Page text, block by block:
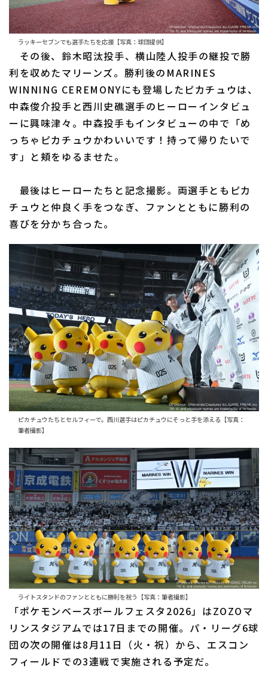
ラッキーセブンでも選手たちを応援【写真：球団提供】
その後、鈴木昭汰投手、横山陸人投手の継投で勝
利を収めたマリーンズ。勝利後のMARINES
WINNING CEREMONYにも登場したピカチュウは、
中森俊介投手と西川史礁選手のヒーローインタビュ
ーに興味津々。中森投手もインタビューの中で「め
っちゃピカチュウかわいいです！持って帰りたいで
す」と頬をゆるませた。
最後はヒーローたちと記念撮影。両選手ともピカ
チュウと仲良く手をつなぎ、ファンとともに勝利の
喜びを分かち合った。
ピカチュウたちとセルフィーで。西川選手はピカチュウにそっと手を添える【写真：
筆者撮影】
ライトスタンドのファンとともに勝利を祝う【写真：筆者撮影】
「ポケモンベースボールフェスタ2026」はZOZOマ
リンスタジアムでは17日までの開催。パ・リーグ6球
団の次の開催は8月11日（火・祝）から、エスコン
フィールドでの3連戦で実施される予定だ。